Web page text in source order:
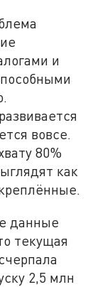
и
вовсе.
80%
как
данные
текущая
2,5 млн